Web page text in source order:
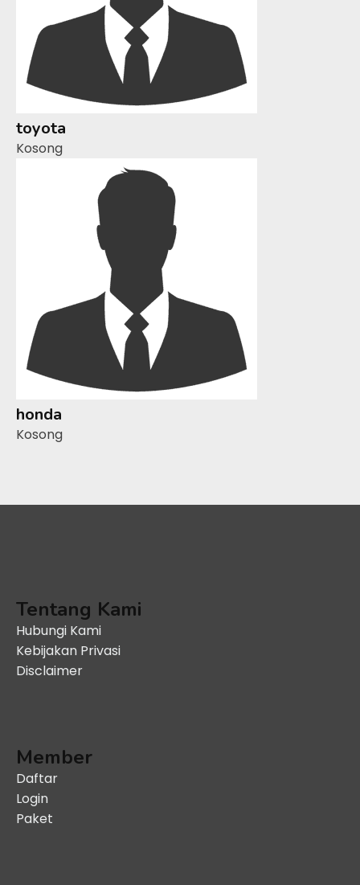
toyota
Kosong
honda
Kosong
Tentang Kami
Hubungi Kami
Kebijakan Privasi
Disclaimer
Member
Daftar
Login
Paket